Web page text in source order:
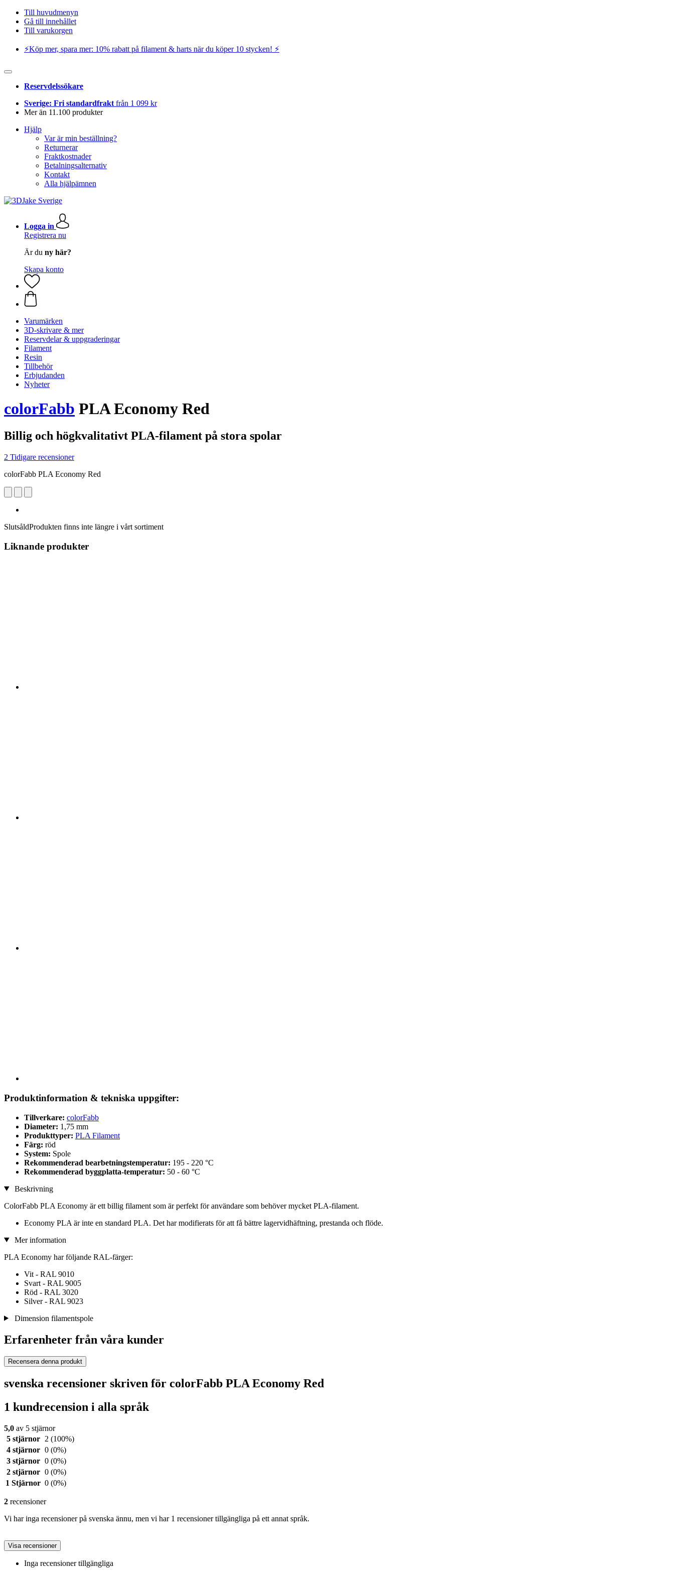
Till huvudmenyn
Gå till innehållet
Till varukorgen
⚡️Köp mer, spara mer: 10% rabatt på filament & harts när du köper 10 stycken! ⚡️
Reservdelssökare
Sverige: Fri standardfrakt från 1 099 kr
Mer än 11.100 produkter
Hjälp
Var är min beställning?
Returnerar
Fraktkostnader
Betalningsalternativ
Kontakt
Alla hjälpämnen
Logga in
Registrera nu
Är du ny här?
Skapa konto
Varumärken
3D-skrivare & mer
Reservdelar & uppgraderingar
Filament
Resin
Tillbehör
Erbjudanden
Nyheter
colorFabb PLA Economy Red
Billig och högkvalitativt PLA-filament på stora spolar
2 Tidigare recensioner
colorFabb PLA Economy Red
SlutsåldProdukten finns inte längre i vårt sortiment
Liknande produkter
Produktinformation & tekniska uppgifter:
Tillverkare: colorFabb
Diameter: 1,75 mm
Produkttyper: PLA Filament
Färg: röd
System: Spole
Rekommenderad bearbetningstemperatur: 195 - 220 °C
Rekommenderad byggplatta-temperatur: 50 - 60 °C
Beskrivning
ColorFabb PLA Economy är ett billig filament som är perfekt för användare som behöver mycket PLA-filament.
Economy PLA är inte en standard PLA. Det har modifierats för att få bättre lagervidhäftning, prestanda och flöde.
Mer information
PLA Economy har följande RAL-färger:
Vit - RAL 9010
Svart - RAL 9005
Röd - RAL 3020
Silver - RAL 9023
Dimension filamentspole
Erfarenheter från våra kunder
Recensera denna produkt
svenska recensioner skriven för colorFabb PLA Economy Red
1 kundrecension i alla språk
5,0 av 5 stjärnor
5 stjärnor
2 (100%)
4 stjärnor 0 (0%)
3 stjärnor 0 (0%)
2 stjärnor 0 (0%)
1 Stjärnor 0 (0%)
2 recensioner
Vi har inga recensioner på svenska ännu, men vi har 1 recensioner tillgängliga på ett annat språk.
Visa recensioner
Inga recensioner tillgängliga